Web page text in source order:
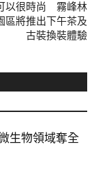
以很時尚 霧峰林
區將推出下午茶及
古裝換裝體驗
生物領域奪全